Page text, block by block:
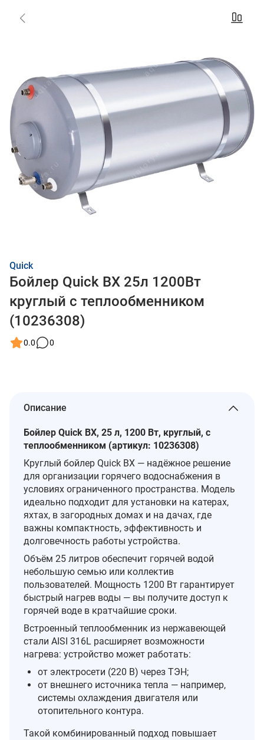
Quick
Бойлер Quick BX 25л 1200Вт
круглый с теплообменником
(10236308)
0.0 0
Описание
Бойлер Quick BX, 25 л, 1200 Вт, круглый, с
теплообменником (артикул: 10236308)
Круглый бойлер Quick BX — надёжное решение
для организации горячего водоснабжения в
условиях ограниченного пространства. Модель
идеально подходит для установки на катерах,
яхтах, в загородных домах и на дачах, где
важны компактность, эффективность и
долговечность работы устройства.
Объём 25 литров обеспечит горячей водой
небольшую семью или коллектив
пользователей. Мощность 1200 Вт гарантирует
быстрый нагрев воды — вы получите доступ к
горячей воде в кратчайшие сроки.
Встроенный теплообменник из нержавеющей
стали AISI 316L расширяет возможности
нагрева: устройство может работать:
от электросети (220 В) через ТЭН;
от внешнего источника тепла — например,
системы охлаждения двигателя или
отопительного контура.
Такой комбинированный подход повышает